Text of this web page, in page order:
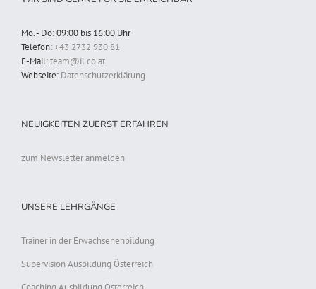
Mo. - Do: 09:00 bis 16:00 Uhr
Telefon:+43 2732 930 81
E-Mail:team@il.co.at
Webseite: Datenschutzerklärung
NEUIGKEITEN ZUERST ERFAHREN
zum Newsletter anmelden
UNSERE LEHRGÄNGE
Trainer in der Erwachsenenbildung
Supervision Ausbildung Österreich